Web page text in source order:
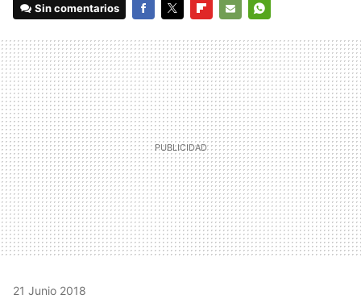
Sin comentarios
MAIL
21 Junio 2018